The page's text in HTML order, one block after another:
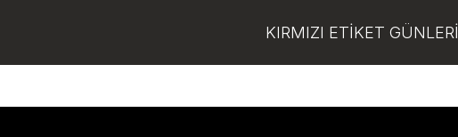
KIRMIZI ETİKET GÜNLERİ